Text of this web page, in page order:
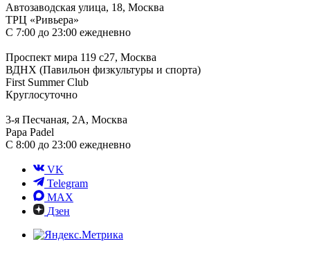
Автозаводская улица, 18, Москва
ТРЦ «Ривьера»
С 7:00 до 23:00 ежедневно
Проспект мира 119 с27, Москва
ВДНХ (Павильон физкультуры и спорта)
First Summer Club
Круглосуточно
3-я Песчаная, 2А, Москва
Papa Padel
С 8:00 до 23:00 ежедневно
VK
Telegram
MAX
Дзен